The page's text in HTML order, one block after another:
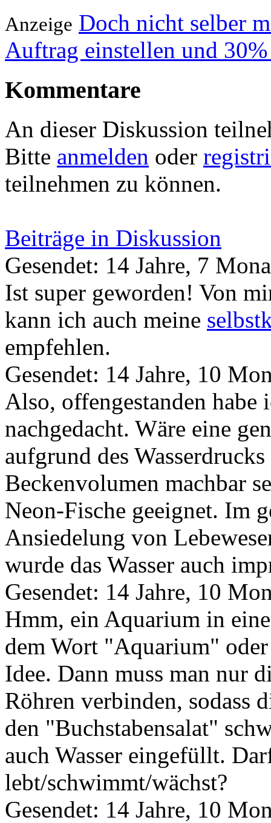
Anzeige Doch nicht selber
Auftrag einstellen und
Kommentare
An dieser Diskussion
Bitte anmelden oder
teilnehmen zu können.
Beiträge in Diskussion
Gesendet: 14 Jahre, 7
Ist super geworden! Von
kann ich auch meine
empfehlen.
Gesendet: 14 Jahre, 10
Also, offengestanden
nachgedacht. Wäre eine
aufgrund des
Beckenvolumen machbar
Neon-Fische geeignet. Im
Ansiedelung von
wurde das Wasser auch
Gesendet: 14 Jahre, 10
Hmm, ein Aquarium in
dem Wort "Aquarium"
Idee. Dann muss man nur
Röhren verbinden, sodass
den "Buchstabensalat"
auch Wasser eingefüllt.
lebt/schwimmt/wächst?
Gesendet: 14 Jahre, 10